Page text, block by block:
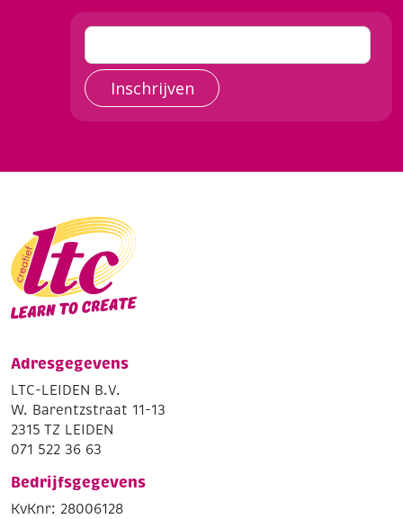
Inschrijven
Adresgegevens
LTC-LEIDEN B.V.
W. Barentzstraat 11-13
2315 TZ LEIDEN
071 522 36 63
Bedrijfsgegevens
KvKnr: 28006128